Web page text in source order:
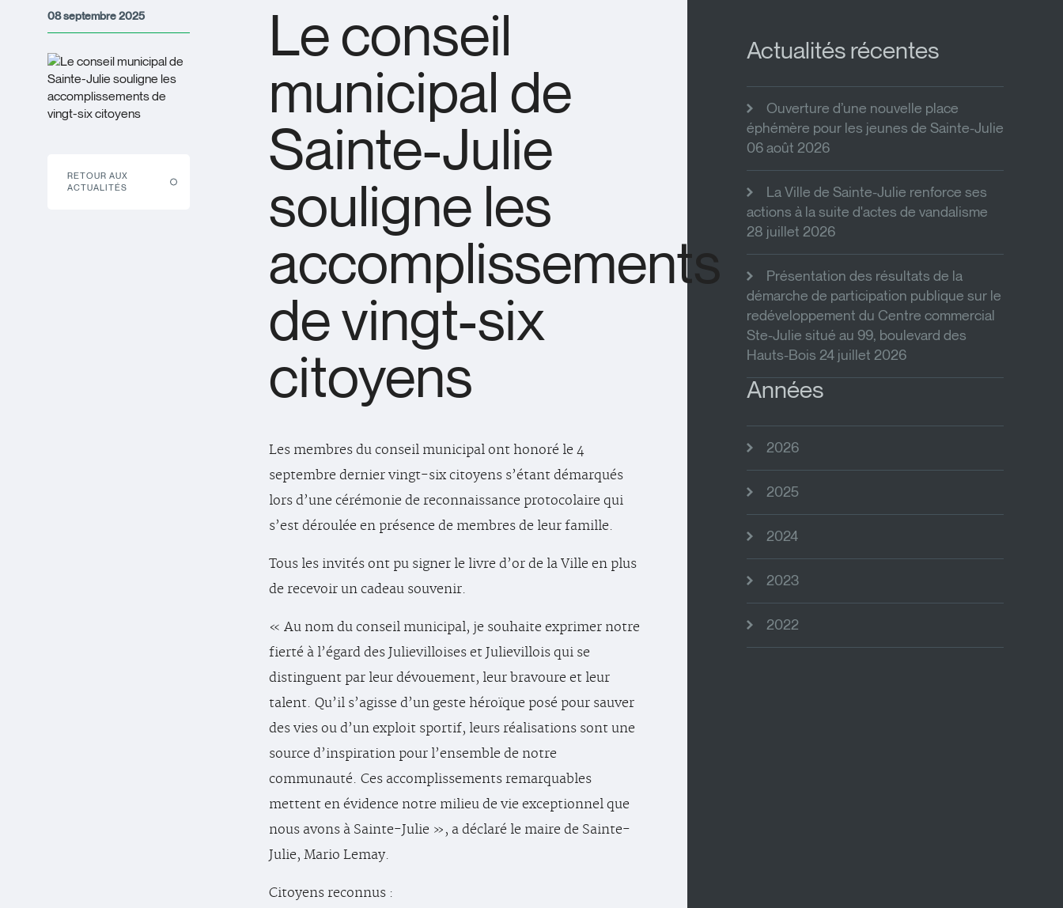
08 septembre 2025
RETOUR AUX
ACTUALITÉS
Le conseil
municipal de
Sainte-Julie
souligne les
accomplissements
de vingt-six
citoyens
Les membres du conseil municipal ont honoré le 4
septembre dernier vingt-six citoyens s’étant démarqués
lors d’une cérémonie de reconnaissance protocolaire qui
s’est déroulée en présence de membres de leur famille.
Tous les invités ont pu signer le livre d’or de la Ville en plus
de recevoir un cadeau souvenir.
« Au nom du conseil municipal, je souhaite exprimer notre
fierté à l’égard des Julievilloises et Julievillois qui se
distinguent par leur dévouement, leur bravoure et leur
talent. Qu’il s’agisse d’un geste héroïque posé pour sauver
des vies ou d’un exploit sportif, leurs réalisations sont une
source d’inspiration pour l’ensemble de notre
communauté. Ces accomplissements remarquables
mettent en évidence notre milieu de vie exceptionnel que
nous avons à Sainte-Julie », a déclaré le maire de Sainte-
Julie, Mario Lemay.
Citoyens reconnus :
Actualités récentes
Ouverture d’une nouvelle place
éphémère pour les jeunes de Sainte-Julie
06 août 2026
La Ville de Sainte-Julie renforce ses
actions à la suite d'actes de vandalisme
28 juillet 2026
Présentation des résultats de la
démarche de participation publique sur le
redéveloppement du Centre commercial
Ste-Julie situé au 99, boulevard des
Hauts-Bois 24 juillet 2026
Années
2026
2025
2024
2023
2022